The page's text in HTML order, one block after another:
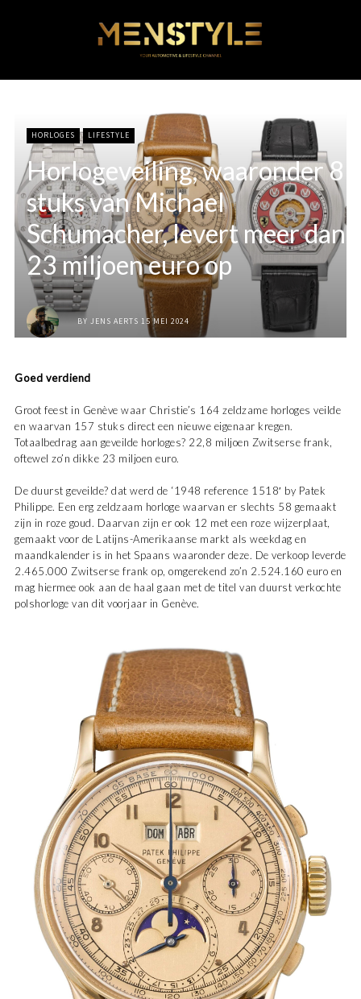
HORLOGES LIFESTYLE
Horlogeveiling, waaronder 8
stuks van Michael
Schumacher, levert meer dan
23 miljoen euro op
BY JENS AERTS 15 MEI 2024
Goed verdiend
Groot feest in Genève waar Christie’s 164 zeldzame horloges veilde
en waarvan 157 stuks direct een nieuwe eigenaar kregen.
Totaalbedrag aan geveilde horloges? 22,8 miljoen Zwitserse frank,
oftewel zo’n dikke 23 miljoen euro.
De duurst geveilde? dat werd de ‘1948 reference 1518′ by Patek
Philippe. Een erg zeldzaam horloge waarvan er slechts 58 gemaakt
zijn in roze goud. Daarvan zijn er ook 12 met een roze wijzerplaat,
gemaakt voor de Latijns-Amerikaanse markt als weekdag en
maandkalender is in het Spaans waaronder deze. De verkoop leverde
2.465.000 Zwitserse frank op, omgerekend zo’n 2.524.160 euro en
mag hiermee ook aan de haal gaan met de titel van duurst verkochte
polshorloge van dit voorjaar in Genève.